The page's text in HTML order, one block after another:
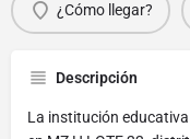
¿Cómo llegar?
Descripción
La institución educativa